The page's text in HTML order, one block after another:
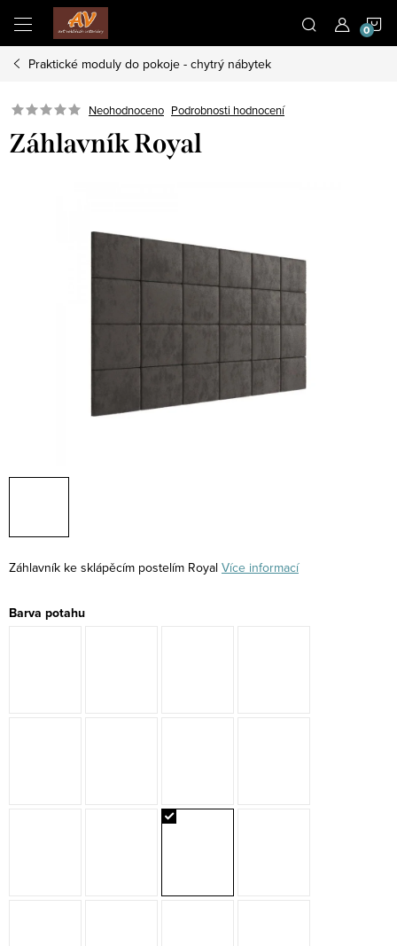
obsah
Praktické moduly do pokoje - chytrý nábytek
Neohodnoceno Podrobnosti hodnocení
Záhlavník Royal
Záhlavník ke sklápěcím postelím Royal Více informací
Barva potahu